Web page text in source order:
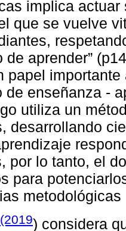
implica
que se vuelve
de aprender”
papel
de enseñanza -
utiliza un
desarrollando
por lo tanto, el
para
(2019) considera